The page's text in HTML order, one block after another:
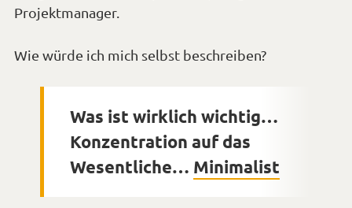
Projektmanager.
Wie würde ich mich selbst beschreiben?
Was ist wirklich wichtig…
Konzentration auf das
Wesentliche… Minimalist